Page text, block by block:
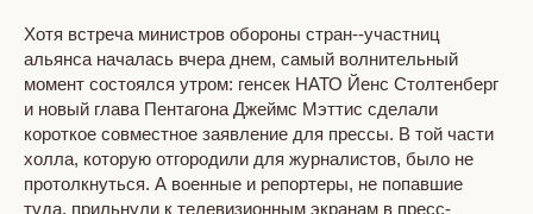
Хотя встреча министров обороны стран--участниц
альянса началась вчера днем, самый волнительный
момент состоялся утром: генсек НАТО Йенс Столтенберг
и новый глава Пентагона Джеймс Мэттис сделали
короткое совместное заявление для прессы. В той части
холла, которую отгородили для журналистов, было не
протолкнуться. А военные и репортеры, не попавшие
туда, прильнули к телевизионным экранам в пресс-